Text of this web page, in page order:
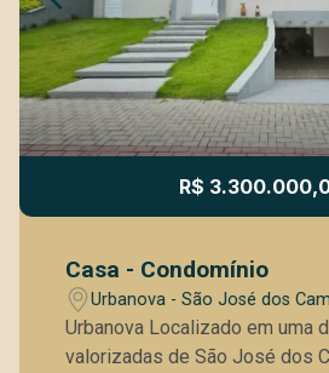
R$
Casa - Condomínio
Urbanova - São José dos
Urbanova Localizado em uma das regiões mais
valorizadas de São José dos